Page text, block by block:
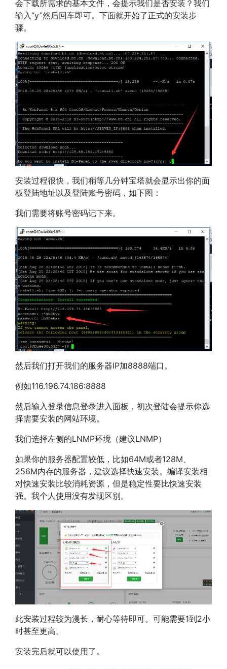
会下载所需求的基本文件，会提示我们是否安装？我们
输入“y”然后回车即可。下面就开始了正式的安装步
骤。
安装过程很快，我们稍等几分钟宝塔就会显示出你的面
板登陆地址以及登陆账号密码，如下图：
我们需要将账号密码记下来。
然后我们打开我们的服务器IP加8888端口。
例如116.196.74.186:8888
然后输入登录信息登录进入面板，初次登陆会提示你选
择需要安装的网站环境。
我们选择左侧的LNMP环境（建议LNMP）
如果你的服务器配置较低，比如64M或者128M、
256M内存的服务器，建议选择快速安装。编译安装相
对快速安装比较消耗资源，但是稳定性要比快速安装
强。我个人使用没有发现区别。
此安装过程较为漫长，耐心等待即可。可能需要1到2小
时甚至更高。
安装完后就可以使用了。